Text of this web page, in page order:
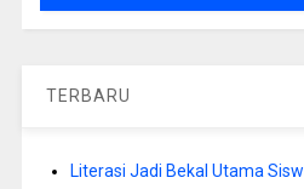
TERBARU
Literasi Jadi Bekal Utama